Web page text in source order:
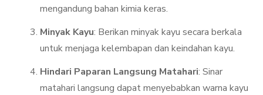
mengandung bahan kimia keras.
Minyak Kayu: Berikan minyak kayu secara berkala
untuk menjaga kelembapan dan keindahan kayu.
Hindari Paparan Langsung Matahari: Sinar
matahari langsung dapat menyebabkan warna kayu